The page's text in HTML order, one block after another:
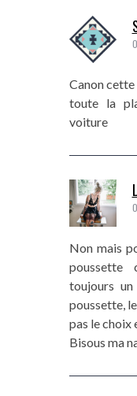
Canon
toute la
voiture
Non mais
poussette
toujours
poussette,
pas le choix
Bisous ma